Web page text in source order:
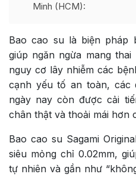
Minh (HCM):
Bao cao su là biện pháp
giúp ngăn ngừa mang
nguy cơ lây nhiễm các
cạnh yếu tố an toàn, các
ngày nay còn được cải
chân thật và thoải mái hơn
Bao cao su Sagami
siêu mỏng chỉ 0.02mm,
tự nhiên và gần như